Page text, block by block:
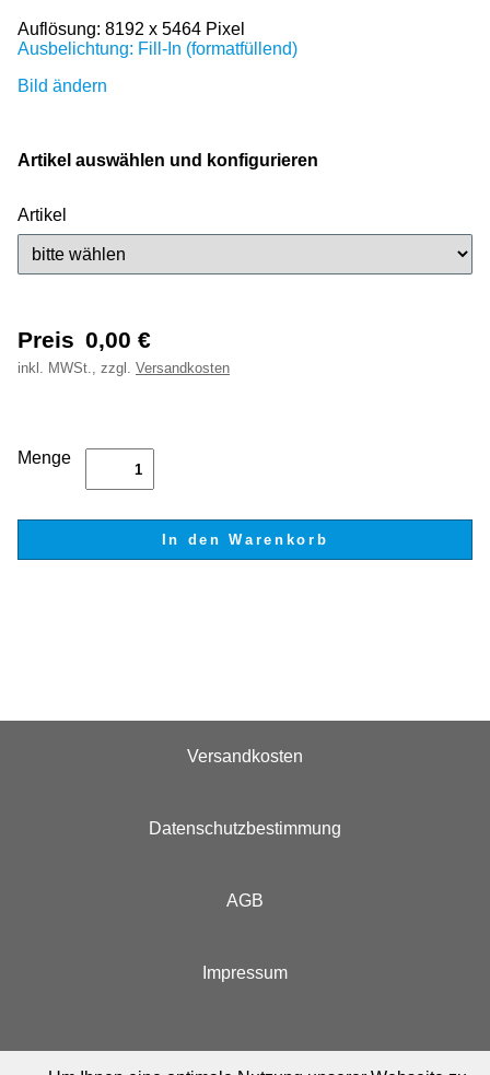
Auflösung: 8192 x 5464 Pixel
Ausbelichtung: Fill-In (formatfüllend)
Bild ändern
Artikel auswählen und konfigurieren
Artikel
Preis 0,00 €
inkl. MWSt., zzgl. Versandkosten
Menge
Versandkosten
Datenschutzbestimmung
AGB
Impressum